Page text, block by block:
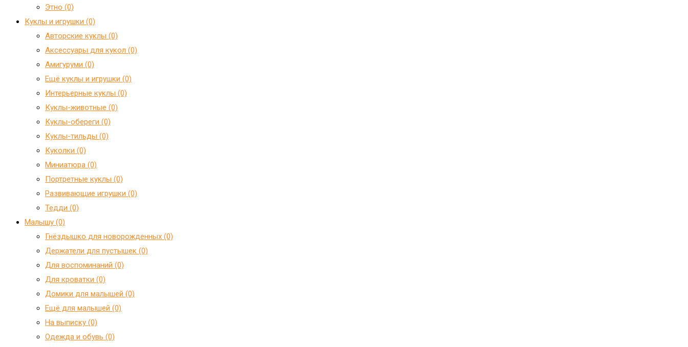
Этно (0)
Куклы и игрушки (0)
Авторские куклы (0)
Аксессуары для кукол (0)
Амигуруми (0)
Ещё куклы и игрушки (0)
Интерьерные куклы (0)
Куклы-животные (0)
Куклы-обереги (0)
Куклы-тильды (0)
Куколки (0)
Миниатюра (0)
Портретные куклы (0)
Развивающие игрушки (0)
Тедди (0)
Малышу (0)
Гнёздышко для новорожденных (0)
Держатели для пустышек (0)
Для воспоминаний (0)
Для кроватки (0)
Домики для малышей (0)
Ещё для малышей (0)
На выписку (0)
Одежда и обувь (0)